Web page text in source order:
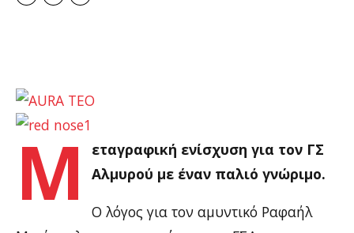
Μ
εταγραφική ενίσχυση για τον ΓΣ
Αλμυρού με έναν παλιό γνώριμο.
Ο λόγος για τον αμυντικό Ραφαήλ